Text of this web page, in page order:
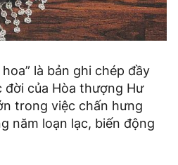
là bản ghi chép đầy
đời của Hòa thượng Hư
trong việc chấn hưng
năm loạn lạc, biến động